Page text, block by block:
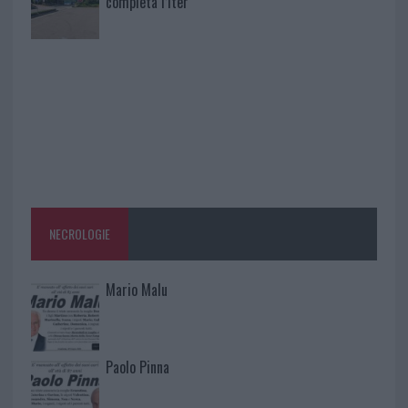
NECROLOGIE
Mario Malu
Paolo Pinna